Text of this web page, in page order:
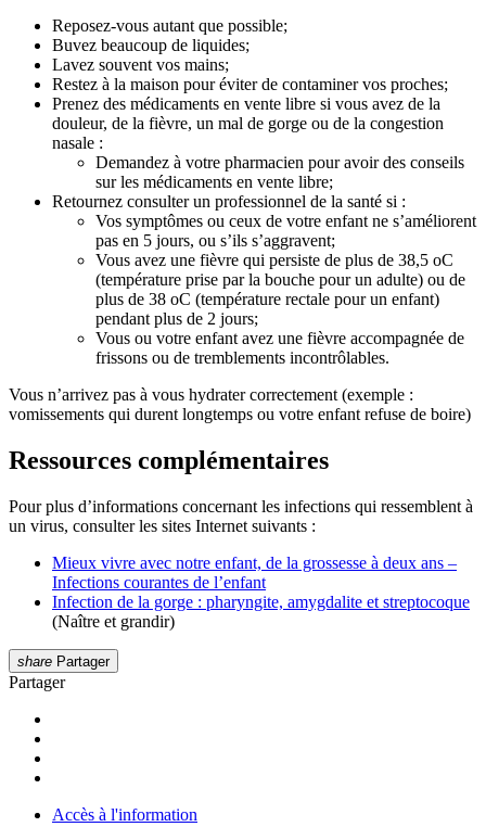
Reposez-vous autant que possible;
Buvez beaucoup de liquides;
Lavez souvent vos mains;
Restez à la maison pour éviter de contaminer vos proches;
Prenez des médicaments en vente libre si vous avez de la
douleur, de la fièvre, un mal de gorge ou de la congestion
nasale :
Demandez à votre pharmacien pour avoir des conseils
sur les médicaments en vente libre;
Retournez consulter un professionnel de la santé si :
Vos symptômes ou ceux de votre enfant ne s’améliorent
pas en 5 jours, ou s’ils s’aggravent;
Vous avez une fièvre qui persiste de plus de 38,5 oC
(température prise par la bouche pour un adulte) ou de
plus de 38 oC (température rectale pour un enfant)
pendant plus de 2 jours;
Vous ou votre enfant avez une fièvre accompagnée de
frissons ou de tremblements incontrôlables.
Vous n’arrivez pas à vous hydrater correctement (exemple :
vomissements qui durent longtemps ou votre enfant refuse de boire)
Ressources complémentaires
Pour plus d’informations concernant les infections qui ressemblent à
un virus, consulter les sites Internet suivants :
Mieux vivre avec notre enfant, de la grossesse à deux ans –
Infections courantes de l’enfant
Infection de la gorge : pharyngite, amygdalite et streptocoque
(Naître et grandir)
share Partager
Partager
Accès à l'information